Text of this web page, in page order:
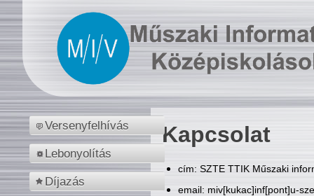
Versenyfelhívás
Lebonyolítás
Díjazás
Kapcsolat
cím: SZTE TTIK Műszaki
email: miv[kukac]inf[pont]u-